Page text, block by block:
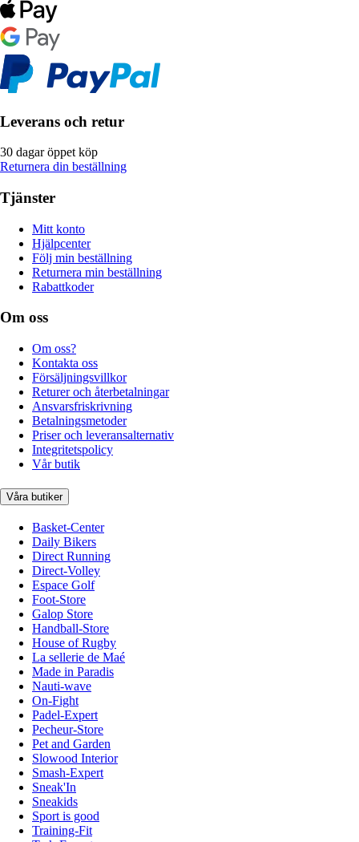
Leverans och retur
30 dagar öppet köp
Returnera din beställning
Tjänster
Mitt konto
Hjälpcenter
Följ min beställning
Returnera min beställning
Rabattkoder
Om oss
Om oss?
Kontakta oss
Försäljningsvillkor
Returer och återbetalningar
Ansvarsfriskrivning
Betalningsmetoder
Priser och leveransalternativ
Integritetspolicy
Vår butik
Våra butiker
Basket-Center
Daily Bikers
Direct Running
Direct-Volley
Espace Golf
Foot-Store
Galop Store
Handball-Store
House of Rugby
La sellerie de Maé
Made in Paradis
Nauti-wave
On-Fight
Padel-Expert
Pecheur-Store
Pet and Garden
Slowood Interior
Smash-Expert
Sneak'In
Sneakids
Sport is good
Training-Fit